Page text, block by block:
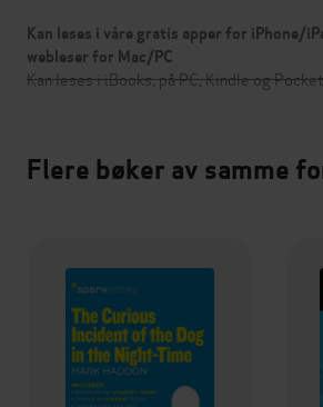
Kan leses i våre gratis apper for iPhone/
webleser for Mac/PC
Kan leses i iBooks, på PC, Kindle og
Flere bøker av samme